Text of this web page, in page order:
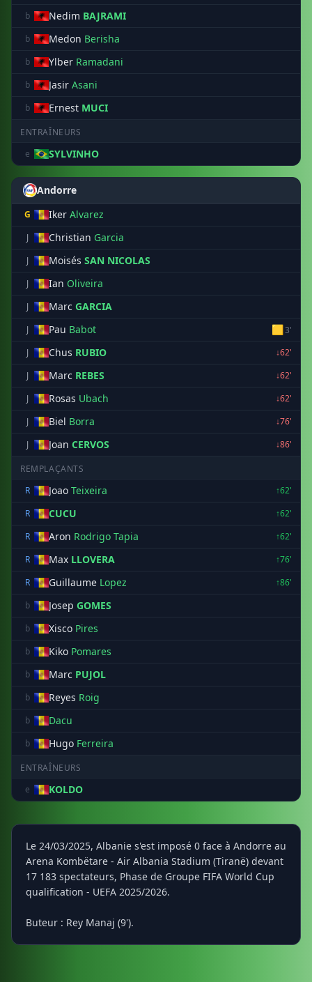
b Nedim BAJRAMI
b Medon Berisha
b Ylber Ramadani
b Jasir Asani
b Ernest MUCI
ENTRAÎNEURS
e
SYLVINHO
Andorre
G Iker Alvarez
J Christian Garcia
J Moisés SAN NICOLAS
J Ian Oliveira
J Marc GARCIA
J Pau Babot 🟨3'
J
Chus RUBIO
↓62'
J
Marc REBES
↓62'
J
Rosas Ubach
↓62'
J
Biel Borra
↓76'
J
Joan CERVOS ↓86'
REMPLAÇANTS
R
Joao Teixeira
↑62'
R
CUCU
↑62'
R
Aron Rodrigo Tapia
↑62'
R
Max LLOVERA
↑76'
R
Guillaume Lopez
↑86'
b
Josep GOMES
b Xisco Pires
b Kiko Pomares
b Marc PUJOL
b Reyes Roig
b Dacu
b Hugo Ferreira
ENTRAÎNEURS
e
KOLDO
Le 24/03/2025, Albanie s'est imposé 0 face à Andorre au
Arena Kombëtare - Air Albania Stadium (Tiranë) devant
17 183 spectateurs, Phase de Groupe FIFA World Cup
qualification - UEFA 2025/2026.
Buteur : Rey Manaj (9').